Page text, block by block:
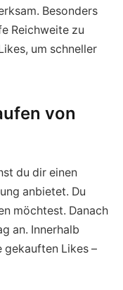
Besonders
Reichweite zu
um schneller
von
du dir einen
anbietet. Du
möchtest. Danach
an. Innerhalb
gekauften Likes –